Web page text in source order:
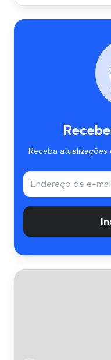
Receba atualizações